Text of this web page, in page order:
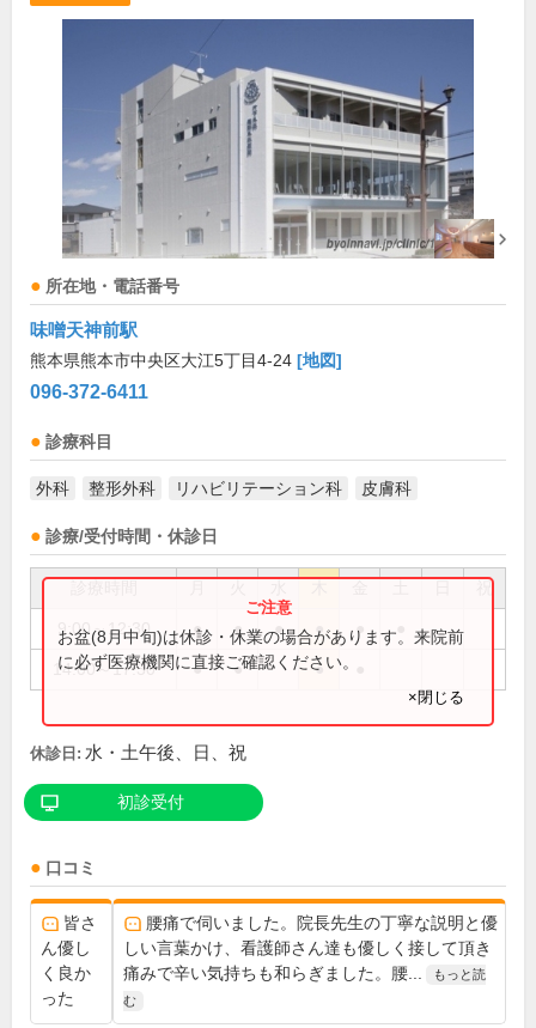
所在地・電話番号
味噌天神前駅
熊本県熊本市中央区大江5丁目4-24 [地図]
096-372-6411
診療科目
外科 整形外科 リハビリテーション科 皮膚科
診療/受付時間・休診日
祝
9:00～12:30 ● ● ● ● ●
14:00～17:30 ● ● ●
お盆(8月中旬)は休診・休業の場合があります。来院前
に必ず医療機関に直接ご確認ください。
×閉じる
休診日: 水・土午後、日、祝
初診受付
口コミ
皆さ
ん優し
く良か
った
腰痛で伺いました。院長先生の丁寧な説明と優
しい言葉かけ、看護師さん達も優しく接して頂き
痛みで辛い気持ちも和らぎました。腰...
もっと読
む